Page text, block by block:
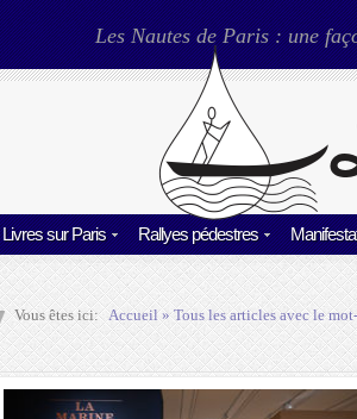
Les Nautes de Paris : une
Livres sur Paris Rallyes pédestres
Vous êtes ici: Accueil» Tous les articles avec le